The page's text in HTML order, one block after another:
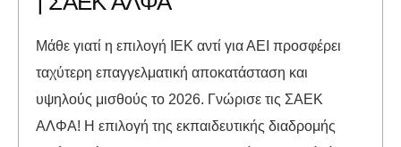
Μάθε γιατί η επιλογή ΙΕΚ αντί για ΑΕΙ προσφέρει
ταχύτερη επαγγελματική αποκατάσταση και
υψηλούς μισθούς το 2026. Γνώρισε τις ΣΑΕΚ
ΑΛΦΑ! Η επιλογή της εκπαιδευτικής διαδρομής